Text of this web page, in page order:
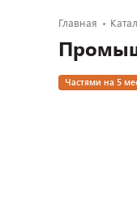
Главная
Частями на 5